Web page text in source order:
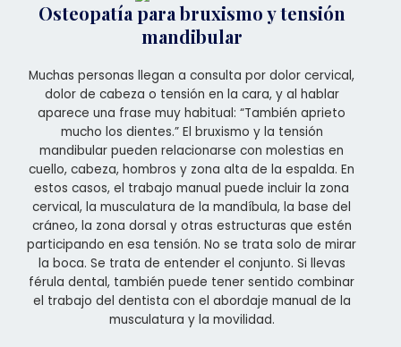
Osteopatía para bruxismo y tensión
mandibular
Muchas personas llegan a consulta por dolor cervical,
dolor de cabeza o tensión en la cara, y al hablar
aparece una frase muy habitual: “También aprieto
mucho los dientes.” El bruxismo y la tensión
mandibular pueden relacionarse con molestias en
cuello, cabeza, hombros y zona alta de la espalda. En
estos casos, el trabajo manual puede incluir la zona
cervical, la musculatura de la mandíbula, la base del
cráneo, la zona dorsal y otras estructuras que estén
participando en esa tensión. No se trata solo de mirar
la boca. Se trata de entender el conjunto. Si llevas
férula dental, también puede tener sentido combinar
el trabajo del dentista con el abordaje manual de la
musculatura y la movilidad.